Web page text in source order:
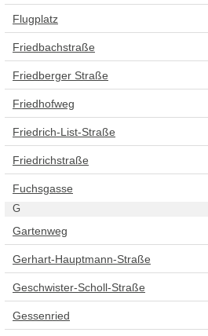
Flugplatz
Friedbachstraße
Friedberger Straße
Friedhofweg
Friedrich-List-Straße
Friedrichstraße
Fuchsgasse
G
Gartenweg
Gerhart-Hauptmann-Straße
Geschwister-Scholl-Straße
Gessenried